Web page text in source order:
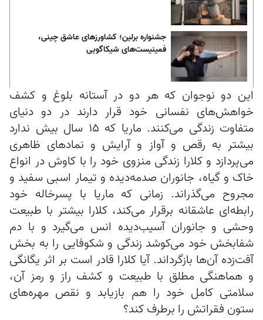
جشنواره برلین؛ کشاورزهای عاشق چینی،
فمینیست‌های شیکاگویی
این دو نوجوان که هر دو در آستانه بلوغ و کشف
خواهش‌های نفسانی خود قرار دارند در دو دنیای
متفاوت زندگی می‌کنند. ماریا که ۱۵ سال بیش ندارد
بیشتر به رقص و آواز و آرایش و نمادهای ظاهری
می‌پردازد و کلارا زندگی منزوی خود را با کاوش در انواع
خاک و گیاه،‌ جانوران صدمه‌دیده و تیمار اسبی سفید و
مجروح می‌گذراند. زمانی که ماریا با پسرخاله خود
رابطه‌ای عاشقانه برقرار می‌کند، کلارا بیشتر با طبیعت
وحشی و جانوران آسیب‌دیده انس می‌گیرد و با دم
شفابخش خود می‌کوشد زندگی و شکوفایی را به بخش
آفت‌زده آن‌ها بازگرداند. آیا کلارا قادر است بر اثر یگانگی
و هماهنگی مطلق با طبیعت و کشف راز و رمز آن،
سلامتی کامل خود را هم باز‌یابد و نقص مهره‌های
ستون فقراتش را برطرف کند؟